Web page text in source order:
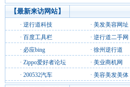
【最新来访网站】
· 逆行道科技 · 美发美容网址
· 百度工具栏 · 逆行道二手网
· 必应bing · 徐州逆行道
· Zippo爱好者论坛 · 美业商机网
· 200532汽车 · 美容美发美体